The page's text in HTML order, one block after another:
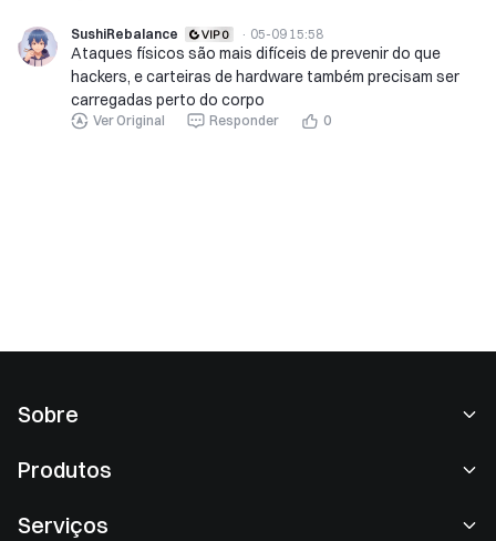
SushiRebalance · 05-09 15:58
Ataques físicos são mais difíceis de prevenir do que
hackers, e carteiras de hardware também precisam ser
carregadas perto do corpo
Ver Original Responder 0
Sobre
Redação
Produtos
Serviços